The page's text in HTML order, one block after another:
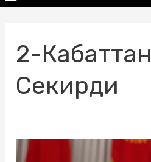
2-Кабаттан
Секирди